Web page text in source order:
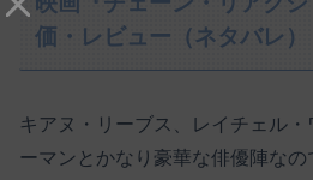
価・レビュー（ネタバレ）
キアヌ・リーブス、レイチェル
ーマンとかなり豪華な俳優陣な